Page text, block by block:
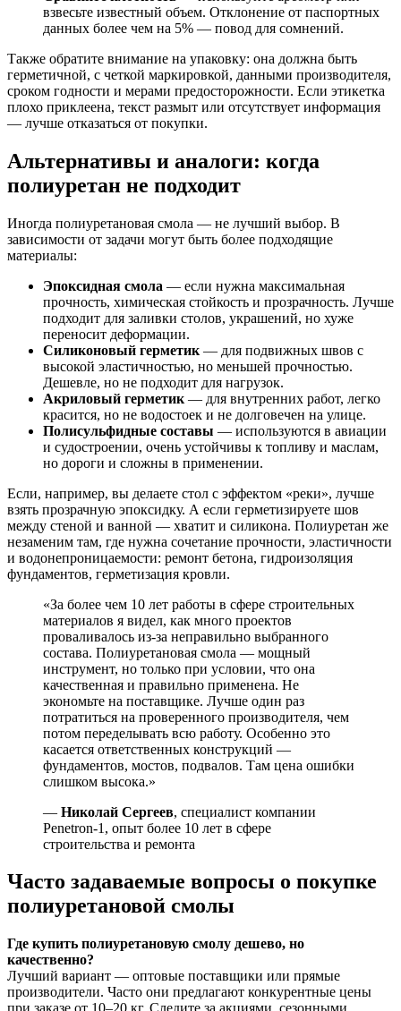
взвесьте известный объем. Отклонение от паспортных
данных более чем на 5% — повод для сомнений.
Также обратите внимание на упаковку: она должна быть
герметичной, с четкой маркировкой, данными производителя,
сроком годности и мерами предосторожности. Если этикетка
плохо приклеена, текст размыт или отсутствует информация
— лучше отказаться от покупки.
Альтернативы и аналоги: когда
полиуретан не подходит
Иногда полиуретановая смола — не лучший выбор. В
зависимости от задачи могут быть более подходящие
материалы:
Эпоксидная смола — если нужна максимальная
прочность, химическая стойкость и прозрачность. Лучше
подходит для заливки столов, украшений, но хуже
переносит деформации.
Силиконовый герметик — для подвижных швов с
высокой эластичностью, но меньшей прочностью.
Дешевле, но не подходит для нагрузок.
Акриловый герметик — для внутренних работ, легко
красится, но не водостоек и не долговечен на улице.
Полисульфидные составы — используются в авиации
и судостроении, очень устойчивы к топливу и маслам,
но дороги и сложны в применении.
Если, например, вы делаете стол с эффектом «реки», лучше
взять прозрачную эпоксидку. А если герметизируете шов
между стеной и ванной — хватит и силикона. Полиуретан же
незаменим там, где нужна сочетание прочности, эластичности
и водонепроницаемости: ремонт бетона, гидроизоляция
фундаментов, герметизация кровли.
«За более чем 10 лет работы в сфере строительных
материалов я видел, как много проектов
проваливалось из-за неправильно выбранного
состава. Полиуретановая смола — мощный
инструмент, но только при условии, что она
качественная и правильно применена. Не
экономьте на поставщике. Лучше один раз
потратиться на проверенного производителя, чем
потом переделывать всю работу. Особенно это
касается ответственных конструкций —
фундаментов, мостов, подвалов. Там цена ошибки
слишком высока.»
— Николай Сергеев, специалист компании
Penetron-1, опыт более 10 лет в сфере
строительства и ремонта
Часто задаваемые вопросы о покупке
полиуретановой смолы
Где купить полиуретановую смолу дешево, но
качественно?
Лучший вариант — оптовые поставщики или прямые
производители. Часто они предлагают конкурентные цены